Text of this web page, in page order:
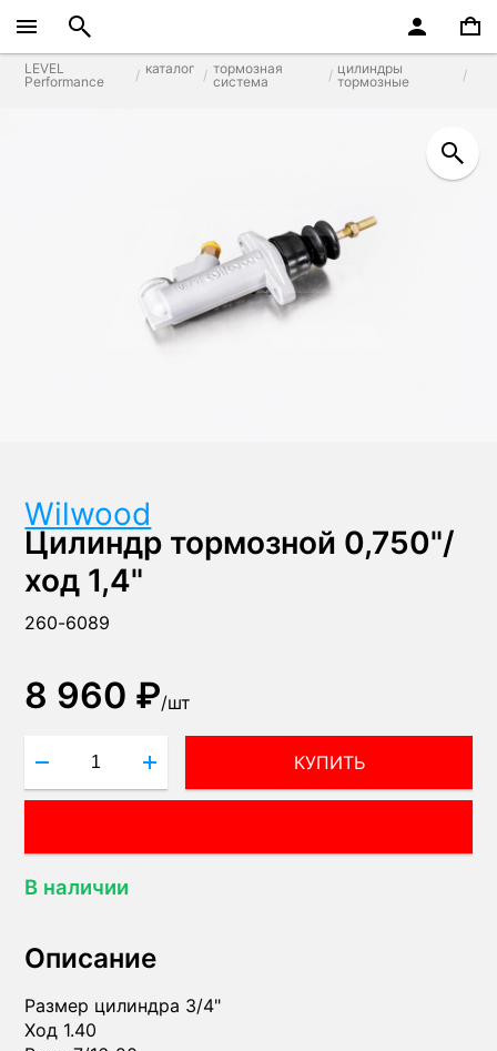
LEVEL
Performance
каталог
тормозная
система
цилиндры
тормозные
Wilwood
Цилиндр тормозной 0,750"/
ход 1,4"
260-6089
8 960 ₽/шт
КУПИТЬ
В наличии
Описание
Размер цилиндра 3/4"
Ход 1.40